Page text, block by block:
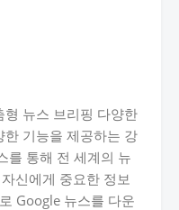
뉴스 브리핑 다양한
기능을 제공하는 강
를 통해 전 세계의 뉴
신에게 중요한 정보
Google 뉴스를 다운